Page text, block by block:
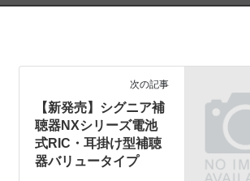
次の記事
【新発売】シグニア補
聴器NXシリーズ電池
式RIC・耳掛け型補聴
器バリュータイプ